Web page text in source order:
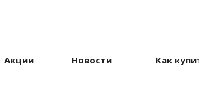
Акции Новости Как